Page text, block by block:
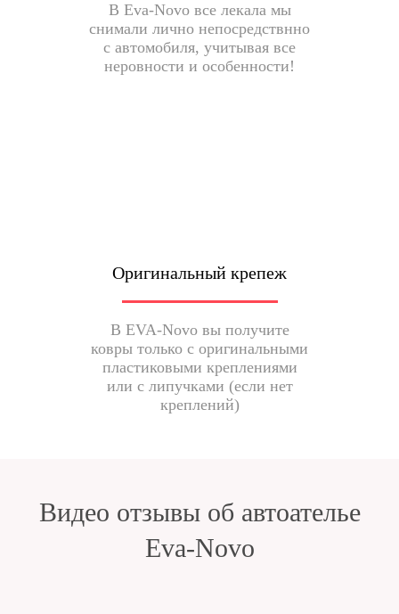
В Eva-Novo все лекала мы
снимали лично непосредствнно
с автомобиля, учитывая все
неровности и особенности!
Оригинальный крепеж
В EVA-Novo вы получите
ковры только с оригинальными
пластиковыми креплениями
или с липучками (если нет
креплений)
Видео отзывы об автоателье
Eva-Novo